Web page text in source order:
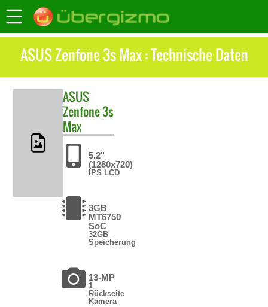
ASUS Zenfone 3s Max : Technische Daten
ASUS
Zenfone 3s
Max
5.2"
(1280x720)
IPS LCD
3GB
MT6750
SoC
32GB
Speicherung
13-MP
1
Rückseite
Kamera